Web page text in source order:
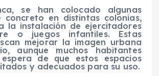
se han colocado algunas
concreto en distintas colonias,
la instalación de ejercitadores
o juegos infantiles. Estas
mejorar la imagen urbana
aunque muchos habitantes
de que estos espacios
y adecuados para su uso.